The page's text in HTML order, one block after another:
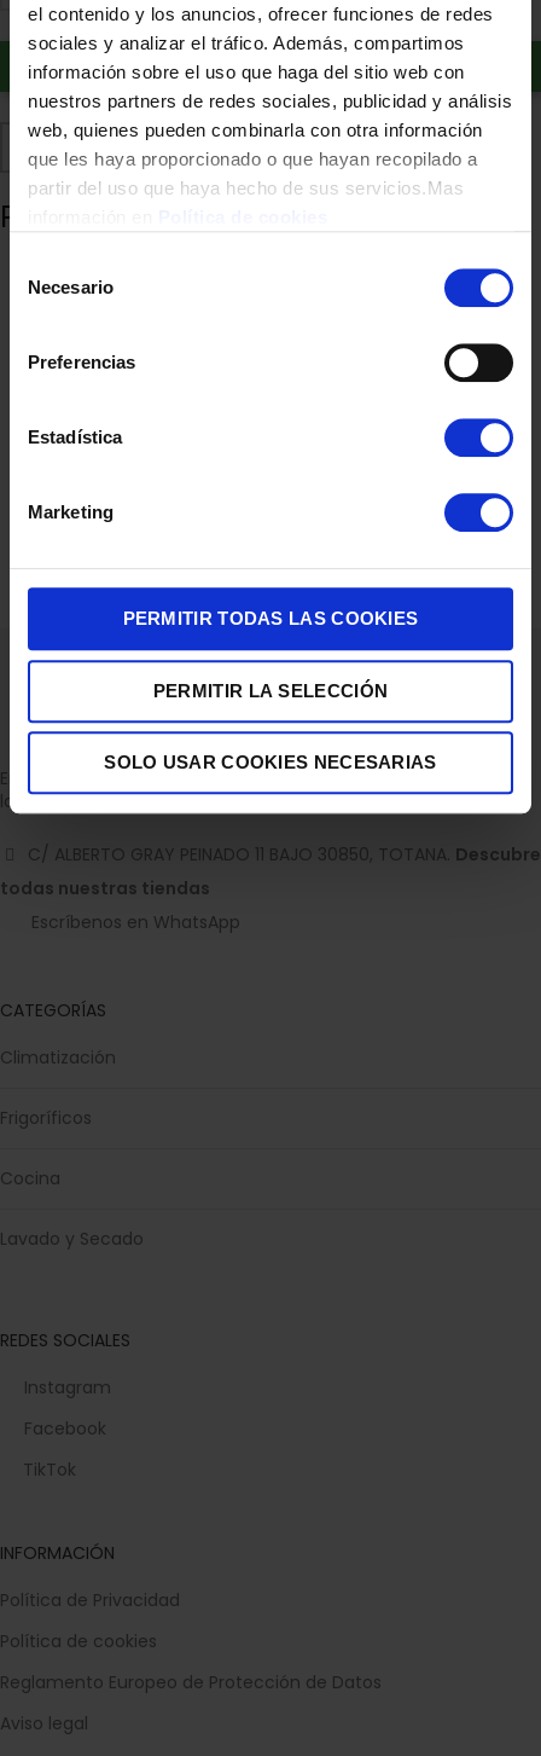
el contenido y los anuncios, ofrecer funciones de redes
sociales y analizar el tráfico. Además, compartimos
información sobre el uso que haga del sitio web con
nuestros partners de redes sociales, publicidad y análisis
web, quienes pueden combinarla con otra información
que les haya proporcionado o que hayan recopilado a
partir del uso que haya hecho de sus servicios.Mas
Necesario
Preferencias
Estadística
Marketing
PERMITIR TODAS LAS COOKIES
PERMITIR LA SELECCIÓN
SOLO USAR COOKIES NECESARIAS
Añadir al carrito
Añadir a favoritos
Productos relacionados
TV LG 65″ 65QNED81B6A UHD QNED EVO MINILED A7 W26
729,00€
Empresa dedicada a la venta de accesorios para el hogar con
la experiencia de 36 años.
C/ ALBERTO GRAY PEINADO 11 BAJO 30850, TOTANA. Descubre
todas nuestras tiendas
Escríbenos en WhatsApp
CATEGORÍAS
Climatización
Frigoríficos
Cocina
Lavado y Secado
REDES SOCIALES
Instagram
Facebook
TikTok
INFORMACIÓN
Política de Privacidad
Política de cookies
Reglamento Europeo de Protección de Datos
Aviso legal